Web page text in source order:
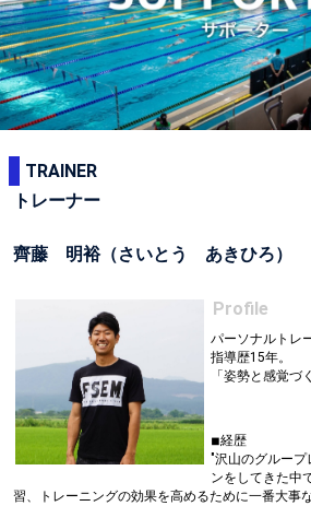
TRAINER
トレーナー
齊藤 明裕（さいとう あきひろ）
Profile
パーソナルトレ
指導歴15年。
「姿勢と感覚づ
◾︎経歴
"沢山のグループ
ンをしてきた中
習、トレーニングの効果を高めるために一番大事